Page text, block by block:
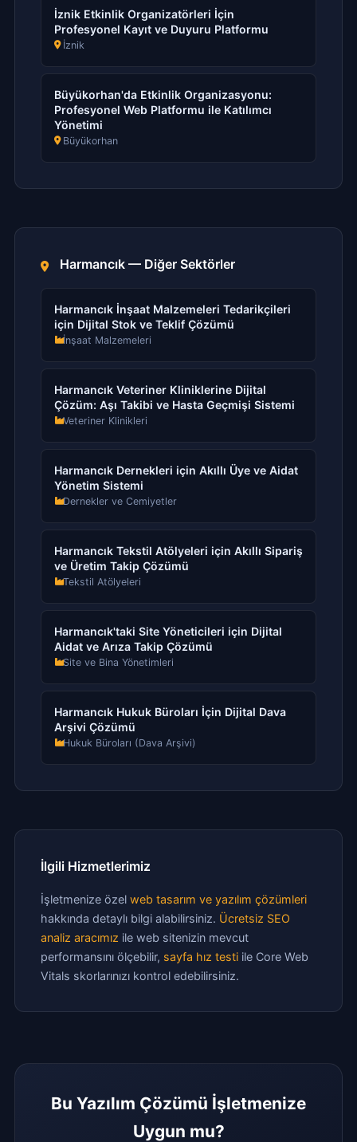
İznik Etkinlik Organizatörleri İçin
Profesyonel Kayıt ve Duyuru Platformu
İznik
Büyükorhan'da Etkinlik Organizasyonu:
Profesyonel Web Platformu ile Katılımcı
Yönetimi
Büyükorhan
Harmancık — Diğer Sektörler
Harmancık İnşaat Malzemeleri Tedarikçileri
için Dijital Stok ve Teklif Çözümü
İnşaat Malzemeleri
Harmancık Veteriner Kliniklerine Dijital
Çözüm: Aşı Takibi ve Hasta Geçmişi Sistemi
Veteriner Klinikleri
Harmancık Dernekleri için Akıllı Üye ve Aidat
Yönetim Sistemi
Dernekler ve Cemiyetler
Harmancık Tekstil Atölyeleri için Akıllı Sipariş
ve Üretim Takip Çözümü
Tekstil Atölyeleri
Harmancık'taki Site Yöneticileri için Dijital
Aidat ve Arıza Takip Çözümü
Site ve Bina Yönetimleri
Harmancık Hukuk Büroları İçin Dijital Dava
Arşivi Çözümü
Hukuk Büroları (Dava Arşivi)
İlgili Hizmetlerimiz
İşletmenize özel web tasarım ve yazılım çözümleri
hakkında detaylı bilgi alabilirsiniz. Ücretsiz SEO
analiz aracımız ile web sitenizin mevcut
performansını ölçebilir, sayfa hız testi ile Core Web
Vitals skorlarınızı kontrol edebilirsiniz.
Bu Yazılım Çözümü İşletmenize
Uygun mu?